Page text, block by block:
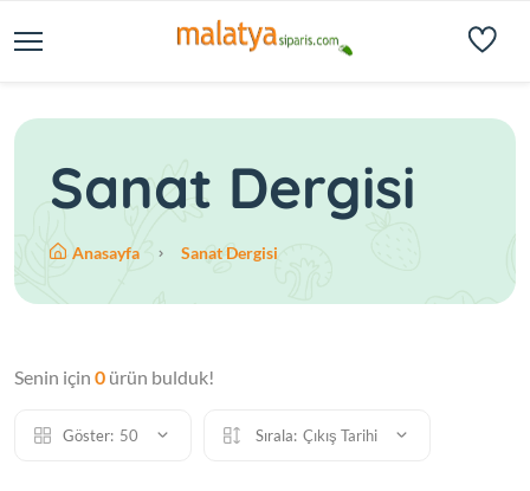
Sanat Dergisi
Anasayfa Sanat Dergisi
Senin için 0 ürün bulduk!
Göster: 50 Sırala: Çıkış Tarihi